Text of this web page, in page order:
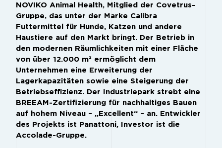
NOVIKO Animal Health, Mitglied der Covetrus-
Gruppe, das unter der Marke Calibra
Futtermittel für Hunde, Katzen und andere
Haustiere auf den Markt bringt. Der Betrieb in
den modernen Räumlichkeiten mit einer Fläche
von über 12.000 m² ermöglicht dem
Unternehmen eine Erweiterung der
Lagerkapazitäten sowie eine Steigerung der
Betriebseffizienz. Der Industriepark strebt eine
BREEAM-Zertifizierung für nachhaltiges Bauen
auf hohem Niveau – „Excellent“ – an. Entwickler
des Projekts ist Panattoni, Investor ist die
Accolade-Gruppe.